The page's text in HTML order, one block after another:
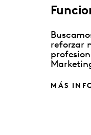
reforzar
MÁS